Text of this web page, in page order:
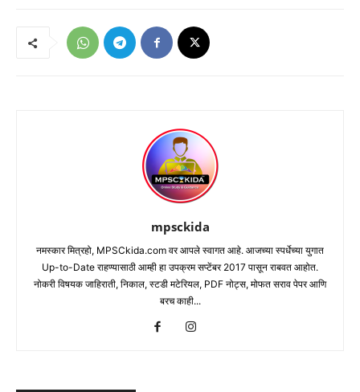
mpsckida
नमस्कार मित्रहो, MPSCkida.com वर आपले स्वागत आहे. आजच्या स्पर्धेच्या युगात
Up-to-Date राहण्यासाठी आम्ही हा उपक्रम सप्टेंबर 2017 पासून राबवत आहोत.
नोकरी विषयक जाहिराती, निकाल, स्टडी मटेरियल, PDF नोट्स, मोफत सराव पेपर आणि
बरच काही...